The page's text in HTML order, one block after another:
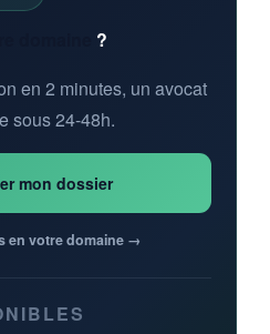
?
en 2 minutes, un avocat
sous 24-48h.
mon dossier
en votre domaine →